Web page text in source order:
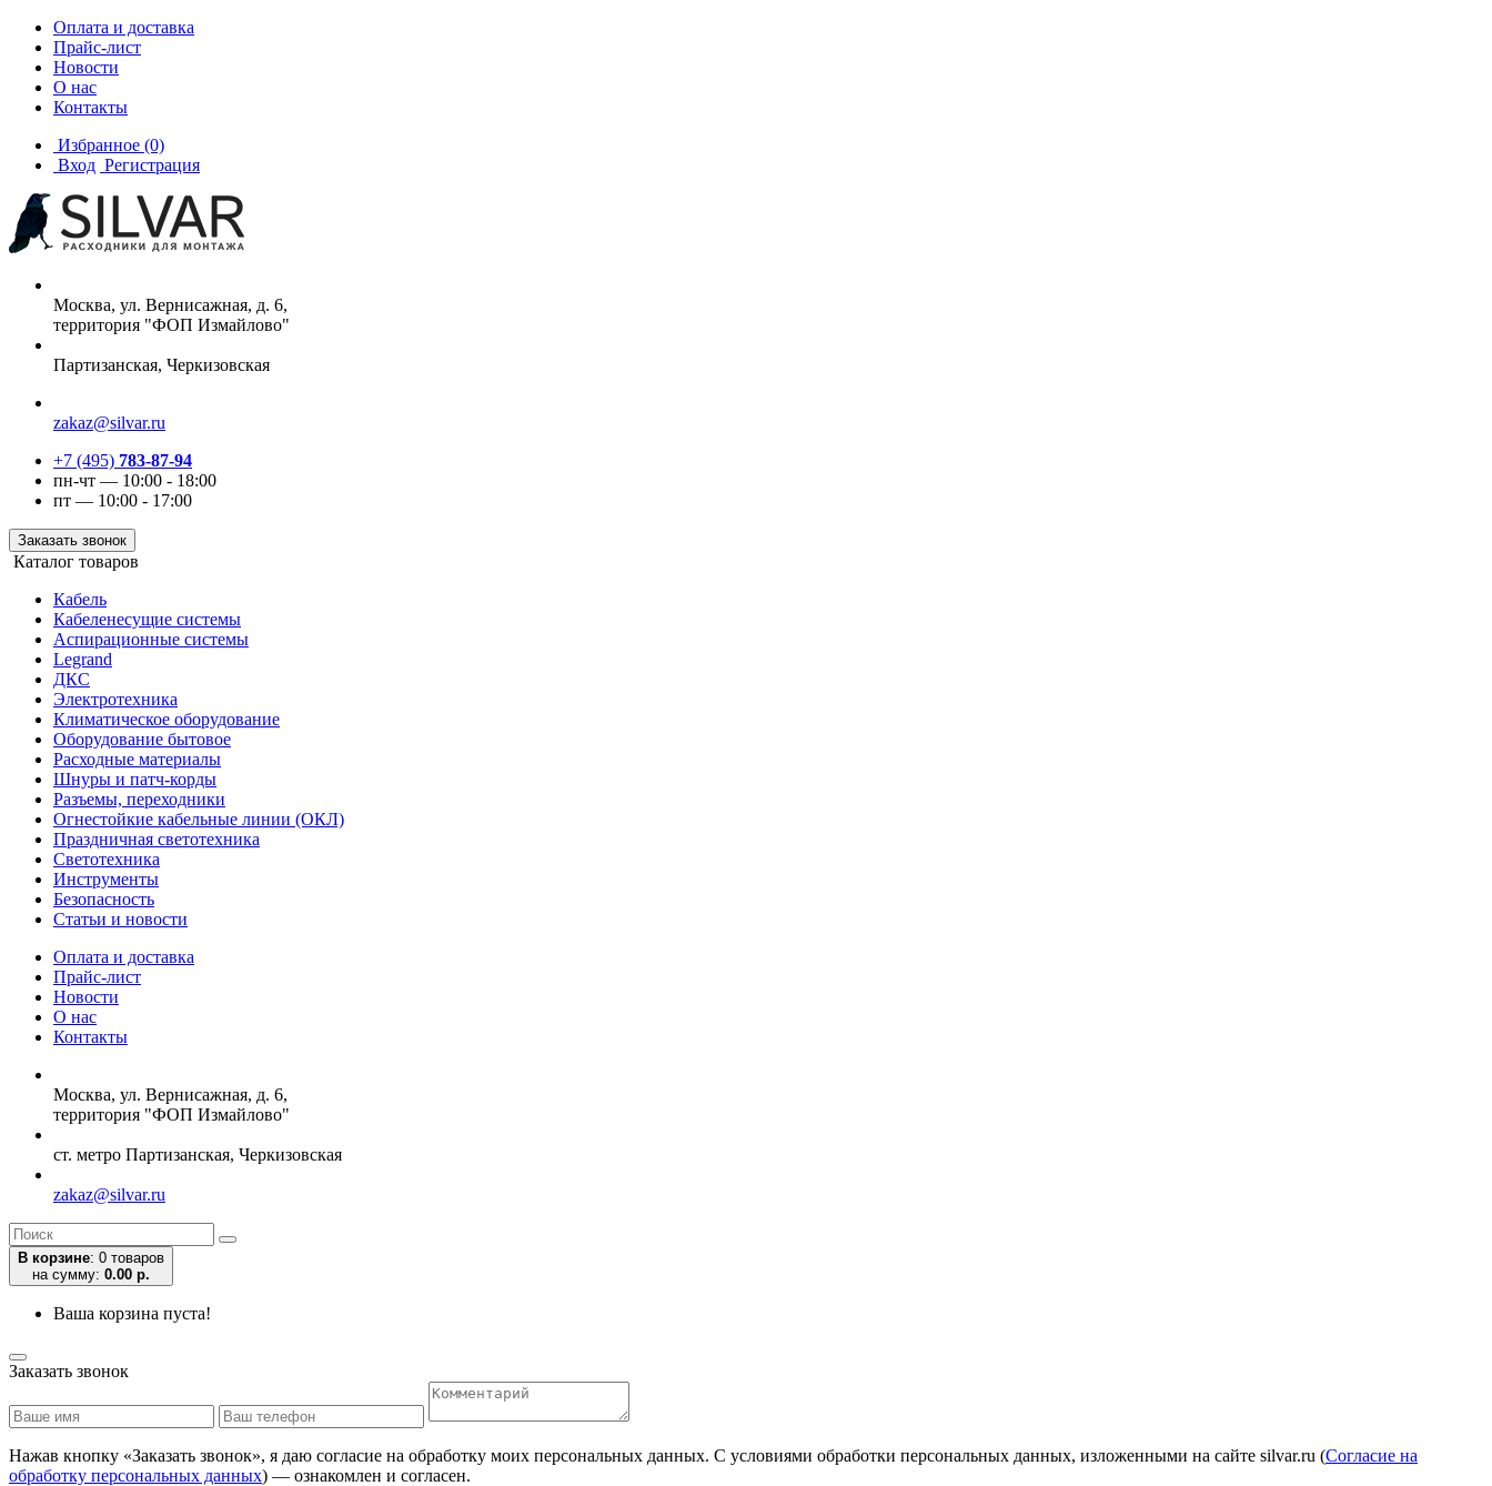
Оплата и доставка
Прайс-лист
Новости
О нас
Контакты
Избранное (0)
Вход Регистрация
Москва, ул. Вернисажная, д. 6,
территория "ФОП Измайлово"
Партизанская, Черкизовская
zakaz@silvar.ru
+7 (495) 783-87-94
пн-чт — 10:00 - 18:00
пт — 10:00 - 17:00
Заказать звонок
Каталог товаров
Кабель
Кабеленесущие системы
Аспирационные системы
Legrand
ДКС
Электротехника
Климатическое оборудование
Оборудование бытовое
Расходные материалы
Шнуры и патч-корды
Разъемы, переходники
Огнестойкие кабельные линии (ОКЛ)
Праздничная светотехника
Светотехника
Инструменты
Безопасность
Статьи и новости
Оплата и доставка
Прайс-лист
Новости
О нас
Контакты
Москва, ул. Вернисажная, д. 6,
территория "ФОП Измайлово"
ст. метро Партизанская, Черкизовская
zakaz@silvar.ru
В корзине: 0 товаров
на сумму: 0.00 р.
Ваша корзина пуста!
Заказать звонок
Нажав кнопку «Заказать звонок», я даю согласие на обработку моих персональных данных. С условиями обработки персональных данных, изложенными на сайте silvar.ru (Согласие на
обработку персональных данных) — ознакомлен и согласен.